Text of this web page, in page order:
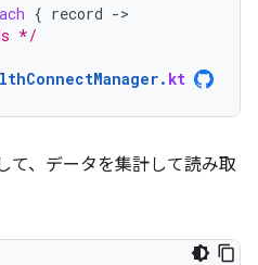
{ record -
*/
. kt
て、データを集計して読み取